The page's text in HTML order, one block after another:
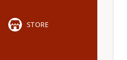
STORE